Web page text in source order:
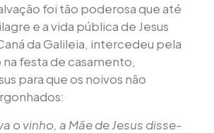
foi tão poderosa que até
e a vida pública de Jesus
da Galileia, intercedeu pela
festa de casamento,
para que os noivos não
o vinho, a Mãe de Jesus disse-